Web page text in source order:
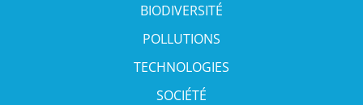
BIODIVERSITÉ
POLLUTIONS
TECHNOLOGIES
SOCIÉTÉ